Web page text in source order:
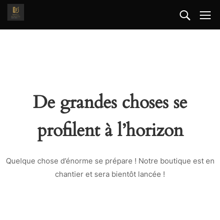
De grandes choses se
profilent à l’horizon
Quelque chose d’énorme se prépare ! Notre boutique est en
chantier et sera bientôt lancée !